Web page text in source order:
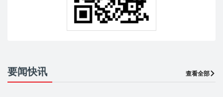
要闻快讯 查看全部